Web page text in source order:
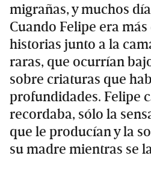
migrañas, y muchos
Cuando Felipe era
historias junto a la
raras, que ocurrían
sobre criaturas que
profundidades. Felipe
recordaba, sólo la
que le producían y la
su madre mientras se